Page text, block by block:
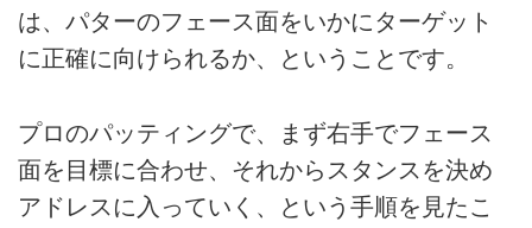
は、パターのフェース面をいかにターゲット
に正確に向けられるか、ということです。
プロのパッティングで、まず右手でフェース
面を目標に合わせ、それからスタンスを決め
アドレスに入っていく、という手順を見たこ